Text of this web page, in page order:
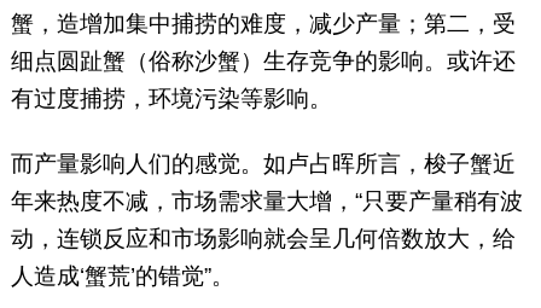
蟹，造增加集中捕捞的难度，减少产量；第二，受
细点圆趾蟹（俗称沙蟹）生存竞争的影响。或许还
有过度捕捞，环境污染等影响。
而产量影响人们的感觉。如卢占晖所言，梭子蟹近
年来热度不减，市场需求量大增，“只要产量稍有波
动，连锁反应和市场影响就会呈几何倍数放大，给
人造成‘蟹荒’的错觉”。